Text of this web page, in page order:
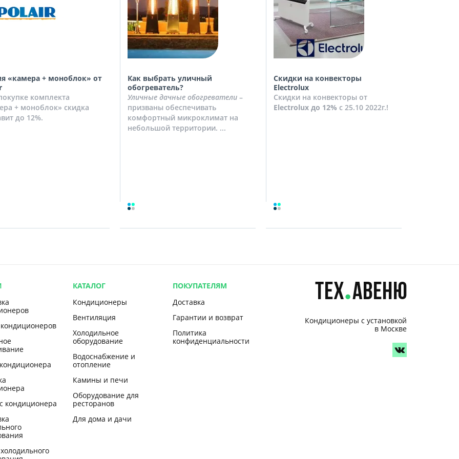
«камера + моноблок» от
комплекта
+ моноблок» скидка
до 12%.
Как выбрать уличный
обогреватель?
Уличные дачные обогреватели –
призваны обеспечивать
комфортный микроклимат на
небольшой территории. ...
Скидки на конвекторы
Electrolux
Скидки на конвекторы от
Electrolux до 12% с 25.10 2022г.!
кондиционера
КАТАЛОГ
Кондиционеры
Вентиляция
Холодильное
оборудование
Водоснабжение и
отопление
Камины и печи
Оборудование для
ресторанов
Для дома и дачи
ПОКУПАТЕЛЯМ
Доставка
Гарантии и возврат
Политика
конфиденциальности
Кондиционеры с установкой
в Москве